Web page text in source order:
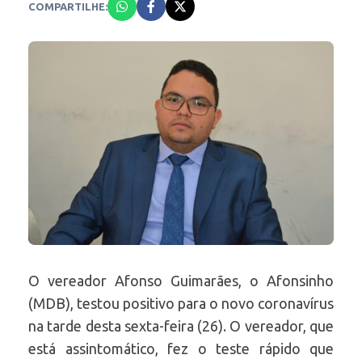
COMPARTILHE:
O vereador Afonso Guimarães, o Afonsinho
(MDB), testou positivo para o novo coronavírus
na tarde desta sexta-feira (26). O vereador, que
está assintomático, fez o teste rápido que